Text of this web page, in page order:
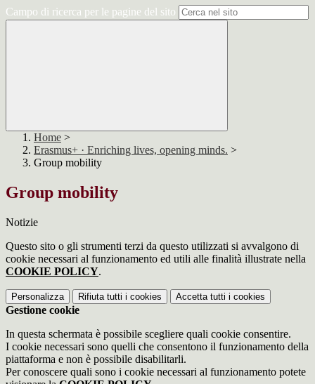
Campo di ricerca per le pagine del sito
Home >
Erasmus+ · Enriching lives, opening minds. >
Group mobility
Group mobility
Notizie
Questo sito o gli strumenti terzi da questo utilizzati si avvalgono di
cookie necessari al funzionamento ed utili alle finalità illustrate nella
COOKIE POLICY.
Personalizza Rifiuta tutti i cookies Accetta tutti i cookies
Gestione cookie
In questa schermata è possibile scegliere quali cookie consentire.
I cookie necessari sono quelli che consentono il funzionamento della
piattaforma e non è possibile disabilitarli.
Per conoscere quali sono i cookie necessari al funzionamento potete